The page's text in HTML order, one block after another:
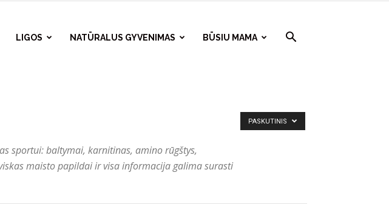
LIGOS NATŪRALUS GYVENIMAS BŪSIU MAMA
sportui: baltymai, karnitinas, amino rūgštys,
maisto papildai ir visa informacija galima surasti
PASKUTINIS